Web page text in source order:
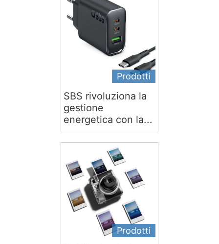
Prodotti
SBS rivoluziona la
gestione
energetica con la...
Prodotti